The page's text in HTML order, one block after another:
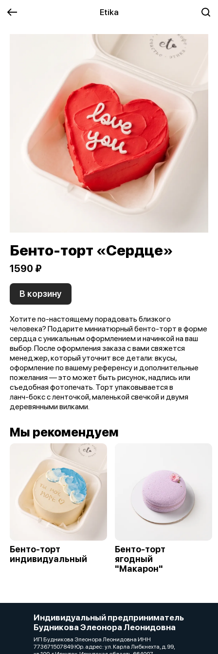
Etika
Бенто-торт «Cердце»
1590 ₽
В корзину
Хотите по-настоящему порадовать близкого
человека? Подарите миниатюрный бенто-торт в форме
сердца с уникальным оформлением и начинкой на ваш
выбор. После оформления заказа с вами свяжется
менеджер, который уточнит все детали: вкусы,
оформление по вашему референсу и дополнительные
пожелания — это может быть рисунок, надпись или
съедобная фотопечать. Торт упаковывается в
ланч‑бокс с ленточкой, маленькой свечкой и двумя
деревянными вилками.
Мы рекомендуем
Бенто-торт
индивидуальный
Бенто-торт
ягодный
"Макарон"
Индивидуальный предприниматель
Будникова Элеонора Леонидовна
ИП Будникова Элеонора Леонидовна ИНН
773671507849 Юр. адрес: ул. Карла Либкнехта, д.99,